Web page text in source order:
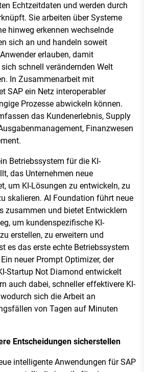
Echtzeitdaten und werden durch
Sie arbeiten über Systeme
hinweg erkennen wechselnde
sich an und handeln soweit
erlauben, damit
schnell verändernden Welt
In Zusammenarbeit mit
SAP ein Netz interoperabler
Prozesse abwickeln können.
das Kundenerlebnis, Supply
Finanzwesen
Betriebssystem für die KI-
das Unternehmen neue
um KI-Lösungen zu entwickeln, zu
skalieren. AI Foundation führt neue
zusammen und bietet Entwicklern
um kundenspezifische KI-
erstellen, zu erweitern und
es das erste echte Betriebssystem
neuer Prompt Optimizer, der
Startup Not Diamond entwickelt
auch dabei, schneller effektivere KI-
sich die Arbeit an
von Tagen auf Minuten
Entscheidungen sicherstellen
intelligente Anwendungen für SAP